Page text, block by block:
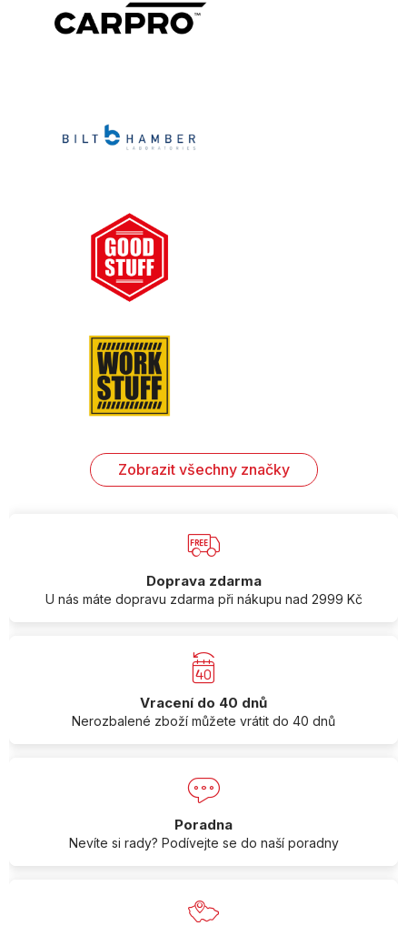
Zobrazit všechny značky
Doprava zdarma
U nás máte dopravu zdarma při nákupu nad 2999 Kč
Vracení do 40 dnů
Nerozbalené zboží můžete vrátit do 40 dnů
Poradna
Nevíte si rady? Podívejte se do naší poradny